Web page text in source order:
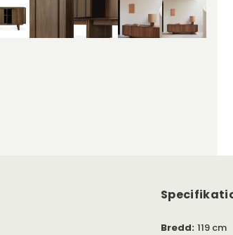
Bredd: 119 cm